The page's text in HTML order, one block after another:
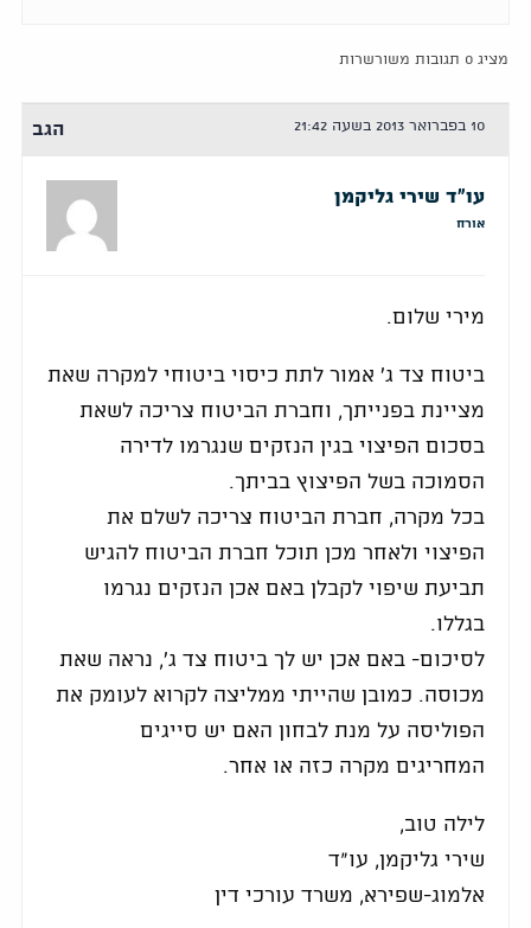
מציג 0 תגובות משורשרות
10 בפברואר 2013 בשעה 21:42 הגב
עו"ד שירי גליקמן
אורח
מירי שלום.
ביטוח צד ג' אמור לתת כיסוי ביטוחי למקרה שאת
מציינת בפנייתך, וחברת הביטוח צריכה לשאת
בסכום הפיצוי בגין הנזקים שנגרמו לדירה
הסמוכה בשל הפיצוץ בביתך.
בכל מקרה, חברת הביטוח צריכה לשלם את
הפיצוי ולאחר מכן תוכל חברת הביטוח להגיש
תביעת שיפוי לקבלן באם אכן הנזקים נגרמו
בגללו.
לסיכום- באם אכן יש לך ביטוח צד ג', נראה שאת
מכוסה. כמובן שהייתי ממליצה לקרוא לעומק את
הפוליסה על מנת לבחון האם יש סייגים
המחריגים מקרה כזה או אחר.
לילה טוב,
שירי גליקמן, עו"ד
אלמוג-שפירא, משרד עורכי דין